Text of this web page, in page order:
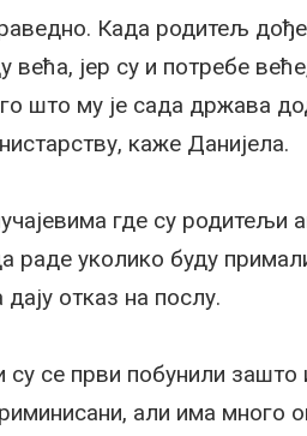
Када родитељ
јер су и потребе
што му је сада држава
каже Данијела.
где су родитељи
раде уколико буду
отказ на послу.
се први побунили зашто
али има много